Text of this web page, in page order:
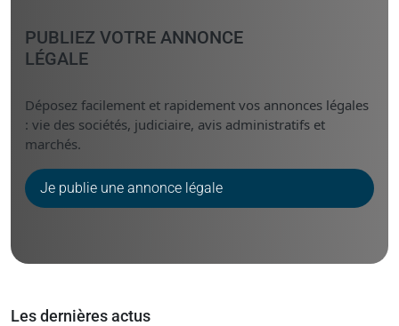
PUBLIEZ VOTRE ANNONCE
LÉGALE
Déposez facilement et rapidement vos annonces légales
: vie des sociétés, judiciaire, avis administratifs et
marchés.
Je publie une annonce légale
Les dernières actus